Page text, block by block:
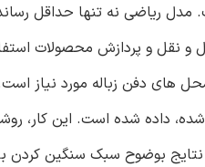
ریاضی نه تنها حداقل
نقل و پردازش محصولات
های دفن زباله مورد نیاز
شده، داده شده است. این کار،
بوضوح سبک سنگین کردن بین